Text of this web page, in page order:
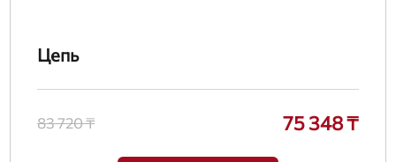
Цепь
83 720 ₸ 75 348 ₸